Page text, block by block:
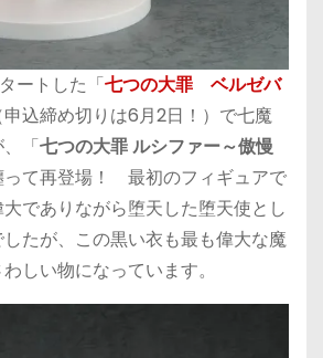
ートした「七つの大罪 ベルゼバ
込締め切りは6月2日！）で七魔
「七つの大罪 ルシファー～傲慢
って再登場！ 最初のフィギュアで
でありながら堕天した堕天使とし
たが、この黒い衣も最も偉大な魔
しい物になっています。